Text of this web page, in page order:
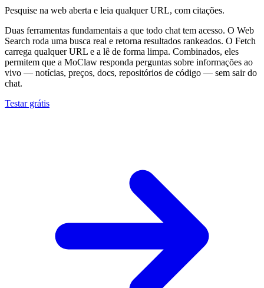
Pesquise na web aberta e leia qualquer URL, com citações.
Duas ferramentas fundamentais a que todo chat tem acesso. O Web
Search roda uma busca real e retorna resultados rankeados. O Fetch
carrega qualquer URL e a lê de forma limpa. Combinados, eles
permitem que a MoClaw responda perguntas sobre informações ao
vivo — notícias, preços, docs, repositórios de código — sem sair do
chat.
Testar grátis